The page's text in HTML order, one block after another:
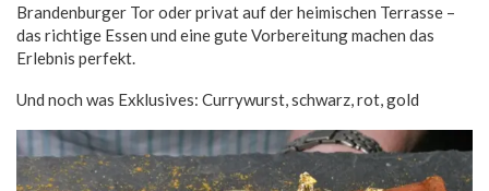
Brandenburger Tor oder privat auf der heimischen Terrasse –
das richtige Essen und eine gute Vorbereitung machen das
Erlebnis perfekt.
Und noch was Exklusives: Currywurst, schwarz, rot, gold